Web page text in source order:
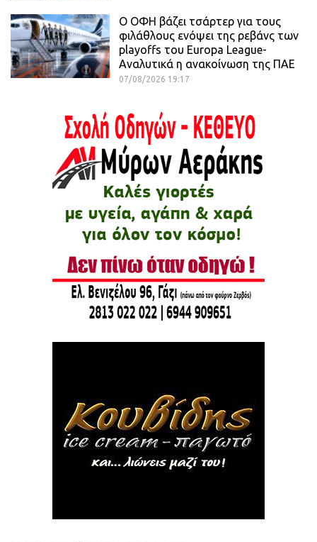
Ο ΟΦΗ βάζει τσάρτερ για τους
φιλάθλους ενόψει της ρεβάνς των
playoffs του Europa League-
Αναλυτικά η ανακοίνωση της ΠΑΕ
07/08/2026 19:17